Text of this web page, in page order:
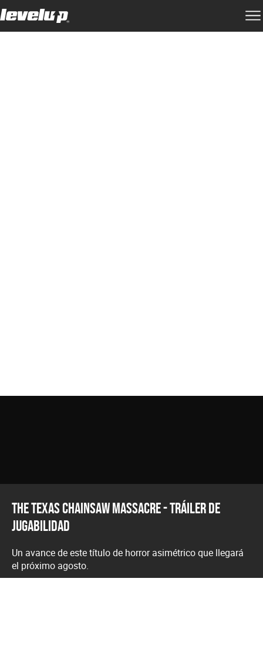
The Texas Chainsaw Massacre - Tráiler de
Jugabilidad
Un avance de este título de horror asimétrico que llegará
el próximo agosto.